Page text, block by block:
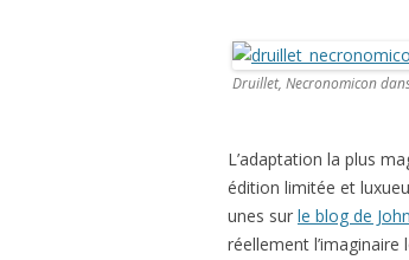
Druillet, Necronomicon
L’adaptation la plus
édition limitée et
unes sur le blog de
réellement